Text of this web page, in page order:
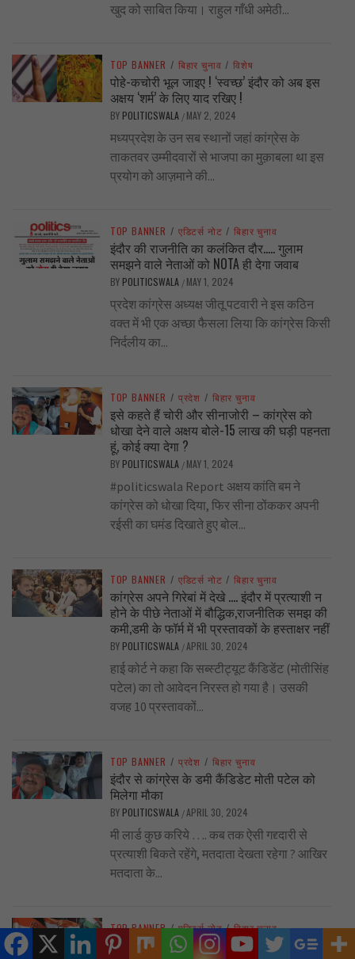
खुद को साबित किया। राहुल गाँधी अमेठी...
TOP BANNER / बिहार चुनाव / विशेष
पोहे-कचोरी भूल जाइए ! ‘स्वच्छ’ इंदौर को अब इस
अक्षय ‘शर्म’ के लिए याद रखिए !
BY POLITICSWALA / MAY 2, 2024
मध्यप्रदेश के उन सब स्थानों जहां कांग्रेस के
ताकतवर उम्मीदवारों से भाजपा का मुक़ाबला था इस
प्रयोग को आज़माने की...
TOP BANNER / एडिटर्स नोट / बिहार चुनाव
इंदौर की राजनीति का कलंकित दौर….. गुलाम
समझने वाले नेताओं को NOTA ही देगा जवाब
BY POLITICSWALA / MAY 1, 2024
प्रदेश कांग्रेस अध्यक्ष जीतू पटवारी ने इस कठिन
वक्त में भी एक अच्छा फैसला लिया कि कांग्रेस किसी
निर्दलीय का...
TOP BANNER / प्रदेश / बिहार चुनाव
इसे कहते हैं चोरी और सीनाजोरी – कांग्रेस को
धोखा देने वाले अक्षय बोले-15 लाख की घड़ी पहनता
हूं, कोई क्या देगा ?
BY POLITICSWALA / MAY 1, 2024
#politicswala Report अक्षय कांति बम ने
कांग्रेस को धोखा दिया, फिर सीना ठोंककर अपनी
रईसी का घमंड दिखाते हुए बोल...
TOP BANNER / एडिटर्स नोट / बिहार चुनाव
कांग्रेस अपने गिरेबां में देखे …. इंदौर में प्रत्याशी न
होने के पीछे नेताओं में बौद्धिक,राजनीतिक समझ की
कमी,डमी के फॉर्म में भी प्रस्तावकों के हस्ताक्षर नहीं
BY POLITICSWALA /APRIL 30, 2024
हाई कोर्ट ने कहा कि सब्स्टीट्यूट कैंडिडेंट (मोतीसिंह
पटेल) का तो आवेदन निरस्त हो गया है। उसकी
वजह 10 प्रस्तावकों...
TOP BANNER / प्रदेश / बिहार चुनाव
इंदौर से कांग्रेस के डमी कैंडिडेट मोती पटेल को
मिलेगा मौका
BY POLITICSWALA /APRIL 30, 2024
मी लार्ड कुछ करिये …. कब तक ऐसी गद्द्दारी से
प्रत्याशी बिकते रहेंगे, मतदाता देखता रहेगा ? आखिर
मतदाता के...
TOP BANNER / एडिटर्स नोट / बिहार चुनाव
मालवा की एक बड़ी सीट पर कांग्रेस प्रत्याशी पर